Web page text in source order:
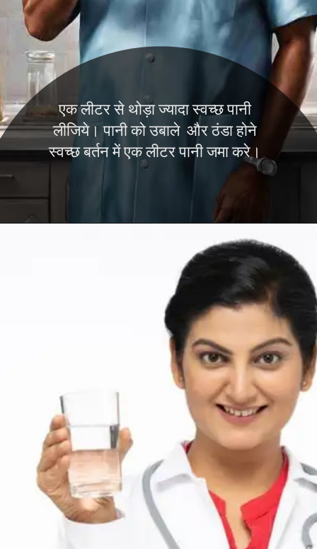
एक लीटर से थोड़ा ज्यादा स्वच्छ पानी
लीजिये। पानी को उबाले और ठंडा होने
स्वच्छ बर्तन में एक लीटर पानी जमा करे।